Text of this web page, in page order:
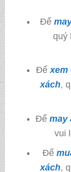
Để
quý
Đểxem
xách,
Để may
vui
Để
xách,